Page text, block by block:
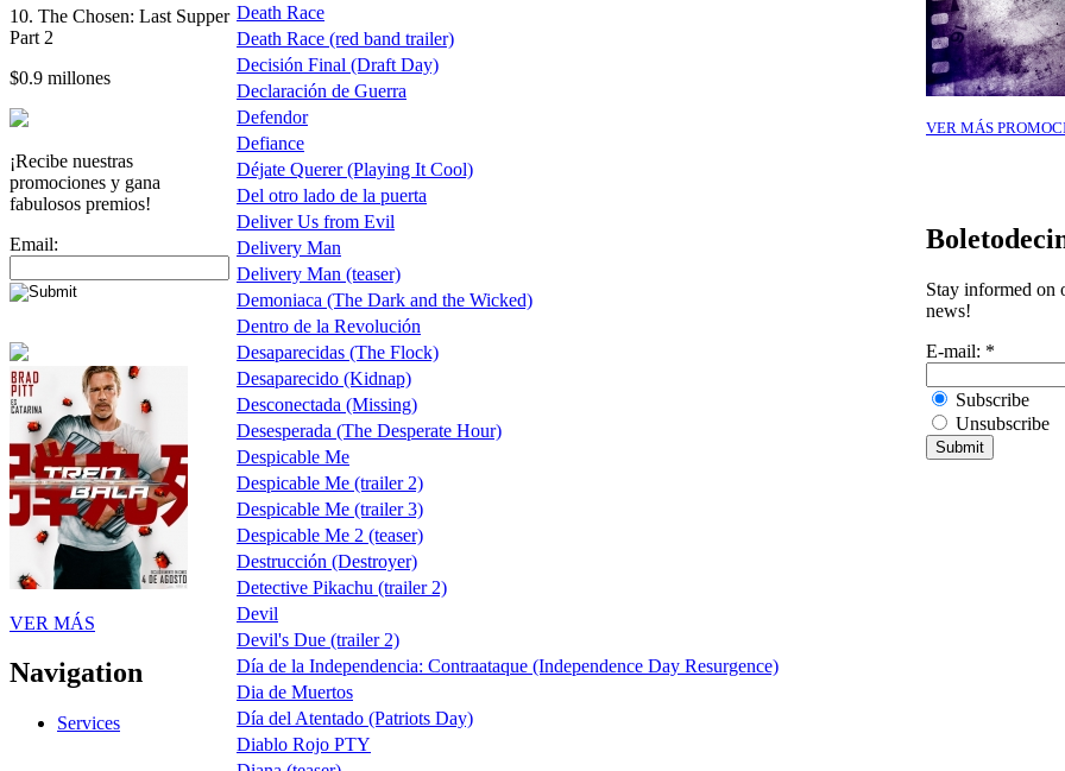
10. The Chosen: Last Supper
Part 2
$0.9 millones
¡Recibe nuestras
promociones y gana
fabulosos premios!
Email:
VER MÁS
Navigation
Services
Death Race
Death Race (red band trailer)
Decisión Final (Draft Day)
Declaración de Guerra
Defendor
Defiance
Déjate Querer (Playing It Cool)
Del otro lado de la puerta
Deliver Us from Evil
Delivery Man
Delivery Man (teaser)
Demoniaca (The Dark and the Wicked)
Dentro de la Revolución
Desaparecidas (The Flock)
Desaparecido (Kidnap)
Desconectada (Missing)
Desesperada (The Desperate Hour)
Despicable Me
Despicable Me (trailer 2)
Despicable Me (trailer 3)
Despicable Me 2 (teaser)
Destrucción (Destroyer)
Detective Pikachu (trailer 2)
Devil
Devil's Due (trailer 2)
Día de la Independencia: Contraataque (Independence Day Resurgence)
Dia de Muertos
Día del Atentado (Patriots Day)
Diablo Rojo PTY
VER MÁS
Stay informed on
news!
E-mail: *
Subscribe
Unsubscribe